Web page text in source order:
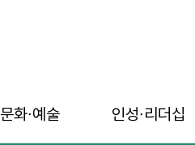
문화∙예술 인성∙리더십